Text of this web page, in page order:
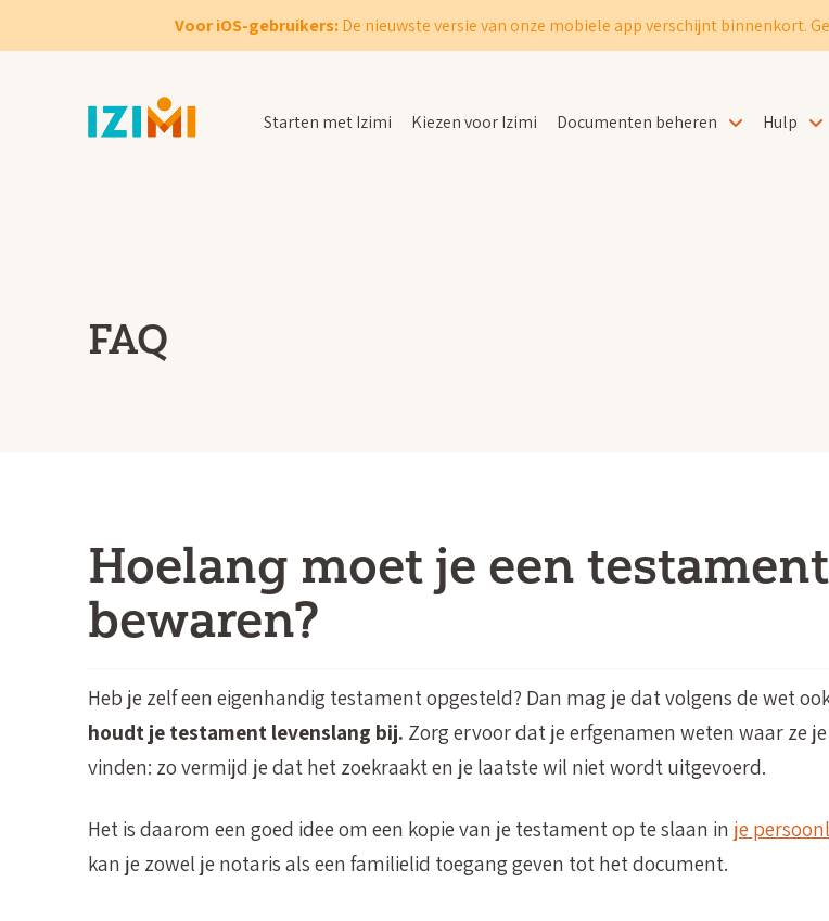
Voor iOS-gebruikers:De nieuwste versie van onze mobiele app verschijnt binnenkort.
Starten met Izimi Kiezen voor Izimi Documenten beheren Hulp
FAQ
Hoelang moet je een testament
bewaren?
Heb je zelf een eigenhandig testament opgesteld? Dan mag je dat volgens de wet
houdt je testament levenslang bij. Zorg ervoor dat je erfgenamen weten waar ze
vinden: zo vermijd je dat het zoekraakt en je laatste wil niet wordt uitgevoerd.
Het is daarom een goed idee om een kopie van je testament op te slaan in je
kan je zowel je notaris als een familielid toegang geven tot het document.